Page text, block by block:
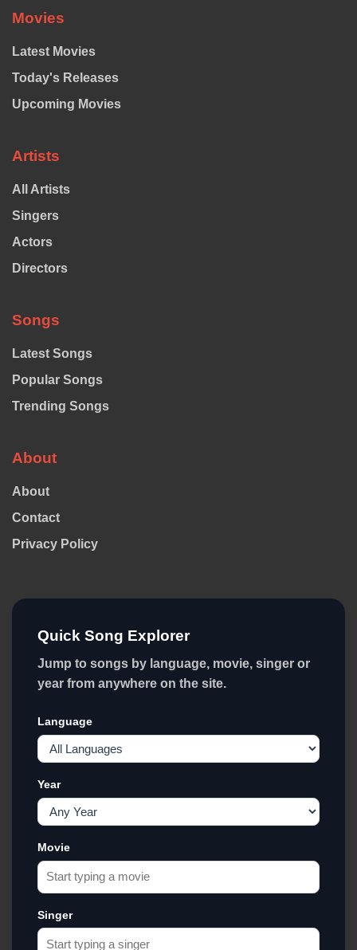
Movies
Latest Movies
Today's Releases
Upcoming Movies
Artists
All Artists
Singers
Actors
Directors
Songs
Latest Songs
Popular Songs
Trending Songs
About
About
Contact
Privacy Policy
Quick Song Explorer
Jump to songs by language, movie, singer or
year from anywhere on the site.
Language
Year
Movie
Singer